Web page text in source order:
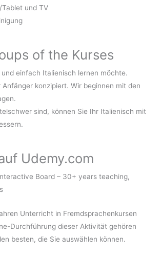
und TV
of the Kurses
einfach Italienisch lernen möchte.
Anfänger konzipiert. Wir beginnen mit den
sind, können Sie Ihr Italienisch mit
Udemy.com
Board – 30+ years teaching,
Unterricht in Fremdsprachenkursen
Durchführung dieser Aktivität gehören
besten, die Sie auswählen können.